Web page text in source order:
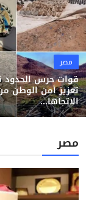
مصر
قوات حرس الحدود
تعزيز أمن الوطن
الاتجاها...
مصر